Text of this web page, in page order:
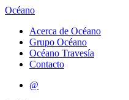
Océano
Acerca de Océano
Grupo Océano
Océano Travesía
Contacto
@